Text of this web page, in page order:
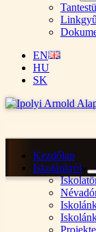
EN
HU
SK
Kezdőlap
Iskolánkról